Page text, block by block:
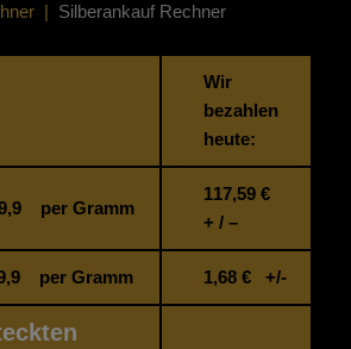
| Silberankauf Rechner
Wir
bezahlen
heute:
per Gramm
117,59 €
+ / –
per Gramm 1,68 € +/-